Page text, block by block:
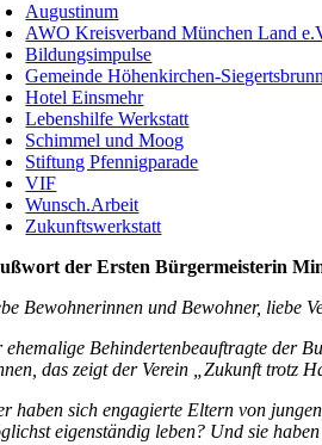
Augustinum
AWO Kreisverband München Land
Bildungsimpulse
Gemeinde Höhenkirchen-Siegertsbrunn
Hotel Einsmehr
Lebenshilfe Werkstatt
Schimmel und Moog
Stiftung Pfennigparade
VIF
Wunsch.Arbeit
Zukunftswerkstatt
der Ersten Bürgermeisterin
Bewohnerinnen und Bewohner, liebe
ehemalige Behindertenbeauftragte der
das zeigt der Verein „Zukunft trotz
haben sich engagierte Eltern von
eigenständig leben? Und sie